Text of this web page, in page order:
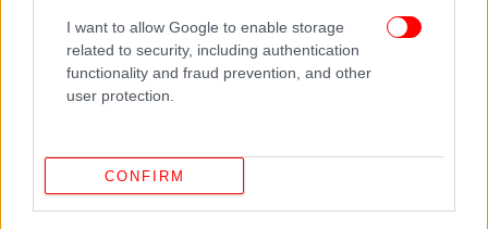
I want to allow Google to enable storage
related to security, including authentication
functionality and fraud prevention, and other
user protection.
CONFIRM